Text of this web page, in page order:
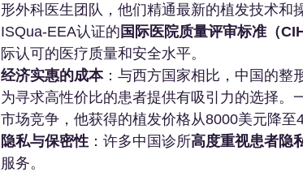
形外科医生团队，他们精通最新的植发技术和
ISQua-EEA认证的 国际医院质量评审标准（
际认可的医疗质量和安全水平。
经济实惠的成本：与西方国家相比，中国的整
为寻求高性价比的患者提供有吸引力的选择
市场竞争，他获得的植发价格从8000美元降至
隐私与保密性 ：许多中国诊所高度重视患者隐
服务。